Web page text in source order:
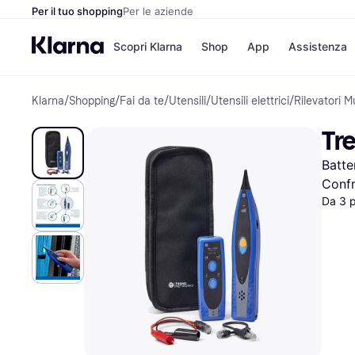
Per il tuo shoppingPer le aziende
Scopri Klarna
Opzioni di
Paga dopo 30 giorni
Finanziamento
Shop
Negozi
Unieuro
Media
eBay
Zalando
App Assistenza
Klarna/Shopping/Fai da te/Utensili/Utensili elettrici/Rilevatori
Da 3